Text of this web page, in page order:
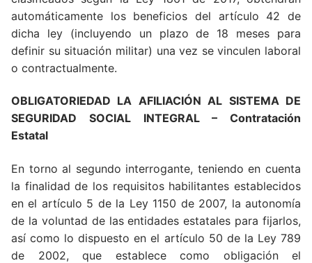
automáticamente los beneficios del artículo 42 de
dicha ley (incluyendo un plazo de 18 meses para
definir su situación militar) una vez se vinculen laboral
o contractualmente.
OBLIGATORIEDAD LA AFILIACIÓN AL SISTEMA DE
SEGURIDAD SOCIAL INTEGRAL – Contratación
Estatal
En torno al segundo interrogante, teniendo en cuenta
la finalidad de los requisitos habilitantes establecidos
en el artículo 5 de la Ley 1150 de 2007, la autonomía
de la voluntad de las entidades estatales para fijarlos,
así como lo dispuesto en el artículo 50 de la Ley 789
de 2002, que establece como obligación el